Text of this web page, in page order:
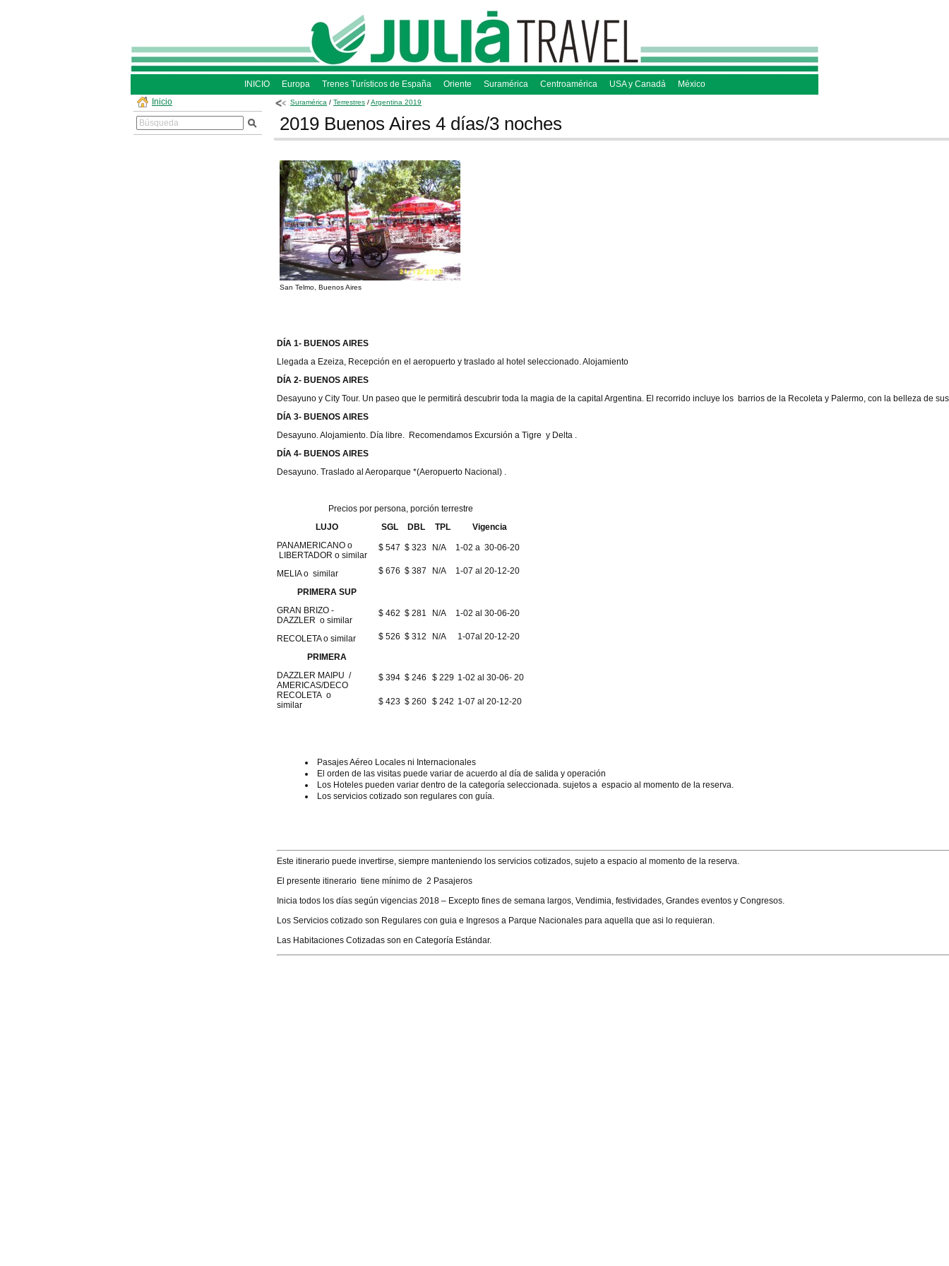
INICIO Europa Trenes Turísticos de España Oriente Suramérica Centroamérica USA y Canadá
México
Inicio
Suramérica / Terrestres /Argentina 2019
2019 Buenos Aires 4 días/3 noches
San Telmo, Buenos Aires
DÍA 1- BUENOS AIRES
Llegada a Ezeiza, Recepción en el aeropuerto y traslado al hotel seleccionado. Alojamiento
DÍA 2- BUENOS AIRES
Desayuno y City Tour. Un paseo que le permitirá descubrir toda la magia de la capital Argentina. El recorrido incluye los barrios de la Recoleta y Palermo, con la belleza
DÍA 3- BUENOS AIRES
Desayuno. Alojamiento. Día libre. Recomendamos Excursión a Tigre y Delta .
DÍA 4- BUENOS AIRES
Desayuno. Traslado al Aeroparque *(Aeropuerto Nacional) .
Precios por persona, porción terrestre
LUJO
SGL DBL TPL
Vigencia
PANAMERICANO o
LIBERTADOR o similar
MELIA o similar
$ 547 $ 323 N/A 1-02 a 30-06-20
$ 676 $ 387 N/A 1-07 al 20-12-20
PRIMERA SUP
GRAN BRIZO -
DAZZLER o similar
RECOLETA o similar
$ 462 $ 281 N/A 1-02 al 30-06-20
$ 526 $ 312 N/A 1-07al 20-12-20
PRIMERA
DAZZLER MAIPU /
AMERICAS/DECO
RECOLETA o
similar
$ 394 $ 246 $ 229 1-02 al 30-06- 20
$ 423 $ 260 $ 242 1-07 al 20-12-20
Pasajes Aéreo Locales ni Internacionales
El orden de las visitas puede variar de acuerdo al día de salida y operación
Los Hoteles pueden variar dentro de la categoría seleccionada. sujetos a espacio al momento de la reserva.
Los servicios cotizado son regulares con guía.
Este itinerario puede invertirse, siempre manteniendo los servicios cotizados, sujeto a espacio al momento de la reserva.
El presente itinerario tiene mínimo de 2 Pasajeros
Inicia todos los días según vigencias 2018 – Excepto fines de semana largos, Vendimia, festividades, Grandes eventos y Congresos.
Los Servicios cotizado son Regulares con guia e Ingresos a Parque Nacionales para aquella que asi lo requieran.
Las Habitaciones Cotizadas son en Categoría Estándar.